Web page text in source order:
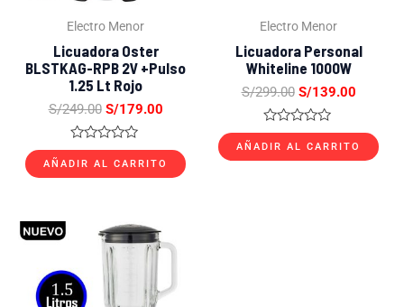
Electro Menor
Licuadora Oster
BLSTKAG-RPB 2V +Pulso
1.25 Lt Rojo
S/249.00 S/179.00
Valorado
con
0
AÑADIR AL CARRITO
Electro Menor
Licuadora Personal
Whiteline 1000W
S/299.00 S/139.00
Valorado
con
0
AÑADIR AL CARRITO
El
precio
original
era:
S/159.00.
El
precio
S/77.00.